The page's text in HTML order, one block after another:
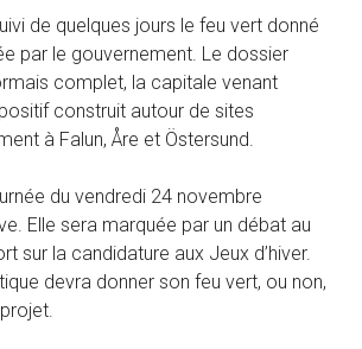
de quelques jours le feu vert donné
par le gouvernement. Le dossier
complet, la capitale venant
construit autour de sites
à Falun, Åre et Östersund.
du vendredi 24 novembre
Elle sera marquée par un débat au
sur la candidature aux Jeux d’hiver.
devra donner son feu vert, ou non,